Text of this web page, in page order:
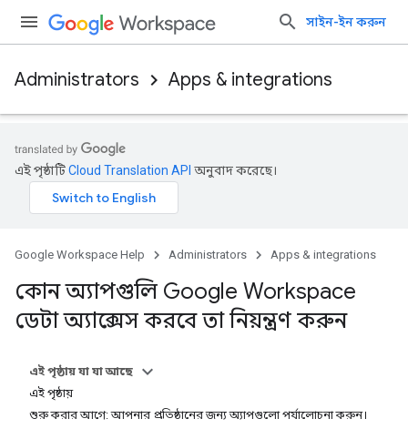
সাইন-ইন করুন
Administrators Apps & integrations
এই পৃষ্ঠাটিCloud Translation API অনুবাদ করেছে।
Google Workspace Help Administrators Apps & integrations
কোন অ্যাপগুলি Google Workspace
ডেটা অ্যাক্সেস করবে তা নিয়ন্ত্রণ করুন
এই পৃষ্ঠায় যা যা আছে
এই পৃষ্ঠায়
শুরু করার আগে: আপনার প্রতিষ্ঠানের জন্য অ্যাপগুলো পর্যালোচনা করুন।